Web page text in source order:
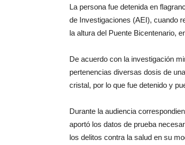
La persona fue detenida en
de Investigaciones (AEI), cuando
la altura del Puente Bicentenario,
De acuerdo con la investigación
pertenencias diversas dosis de
cristal, por lo que fue detenido y
Durante la audiencia
aportó los datos de prueba
los delitos contra la salud en su